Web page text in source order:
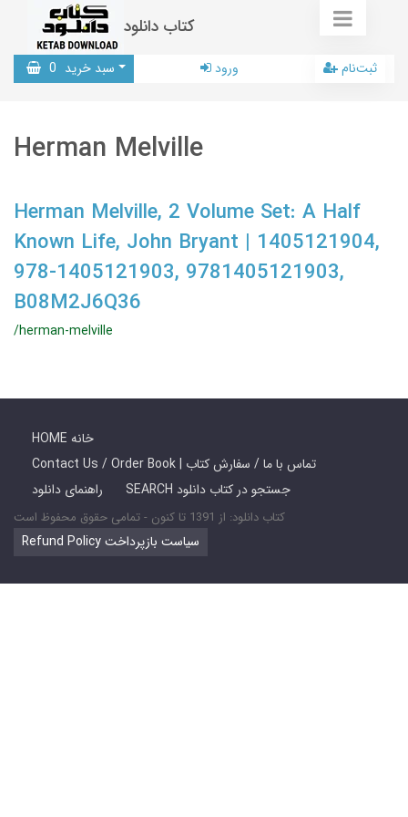
کتاب دانلود
سبد خرید 0 ورود ثبت‌نام
Herman Melville
Herman Melville, 2 Volume Set: A Half
Known Life, John Bryant | 1405121904,
978-1405121903, 9781405121903,
B08M2J6Q36
/herman-melville
HOME خانه
Contact Us / Order Book | تماس با ما / سفارش کتاب
راهنمای دانلود
SEARCH جستجو در کتاب دانلود
کتاب دانلود: از 1391 تا کنون - تمامی حقوق محفوظ است
Refund Policy سیاست بازپرداخت